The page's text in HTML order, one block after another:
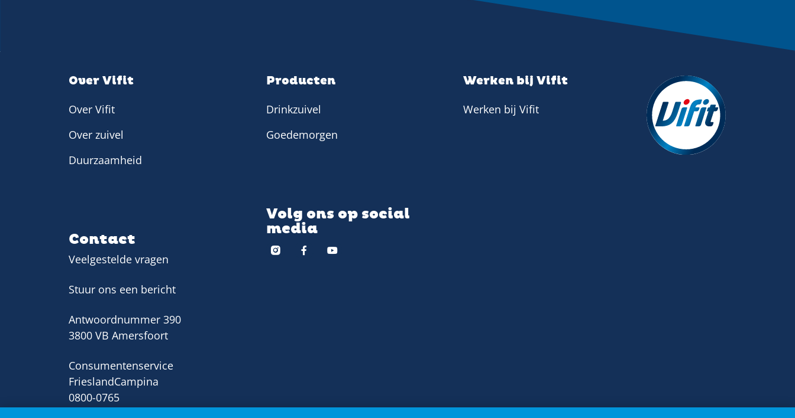
Over Vifit
Over Vifit
Over zuivel
Duurzaamheid
Contact
Veelgestelde vragen
Stuur ons een bericht
Antwoordnummer 390
3800 VB Amersfoort
Consumentenservice
FrieslandCampina
0800-0765
Producten
Drinkzuivel
Goedemorgen
Volg ons op social
media
Werken bij Vifit
Werken bij Vifit